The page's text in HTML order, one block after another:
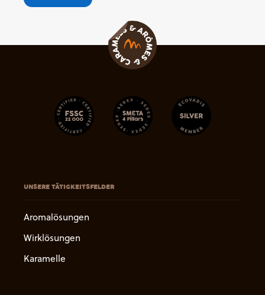
UNSERE TÄTIGKEITSFELDER
Aromalösungen
Wirklösungen
Karamelle